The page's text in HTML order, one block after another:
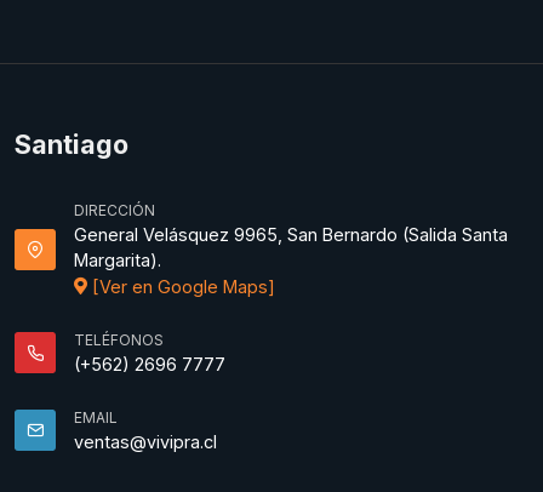
Santiago
DIRECCIÓN
General Velásquez 9965, San Bernardo (Salida Santa
Margarita).
[Ver en Google Maps]
TELÉFONOS
(+562) 2696 7777
EMAIL
ventas@vivipra.cl